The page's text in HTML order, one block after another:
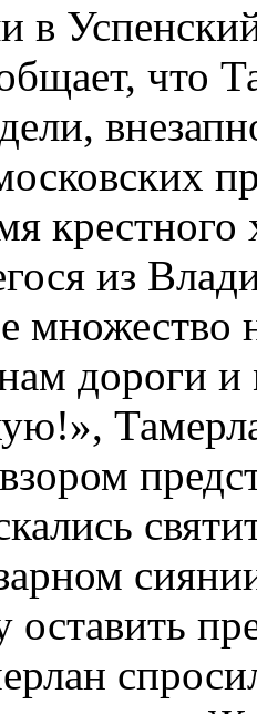
в
что
из
множество
дороги
оставить